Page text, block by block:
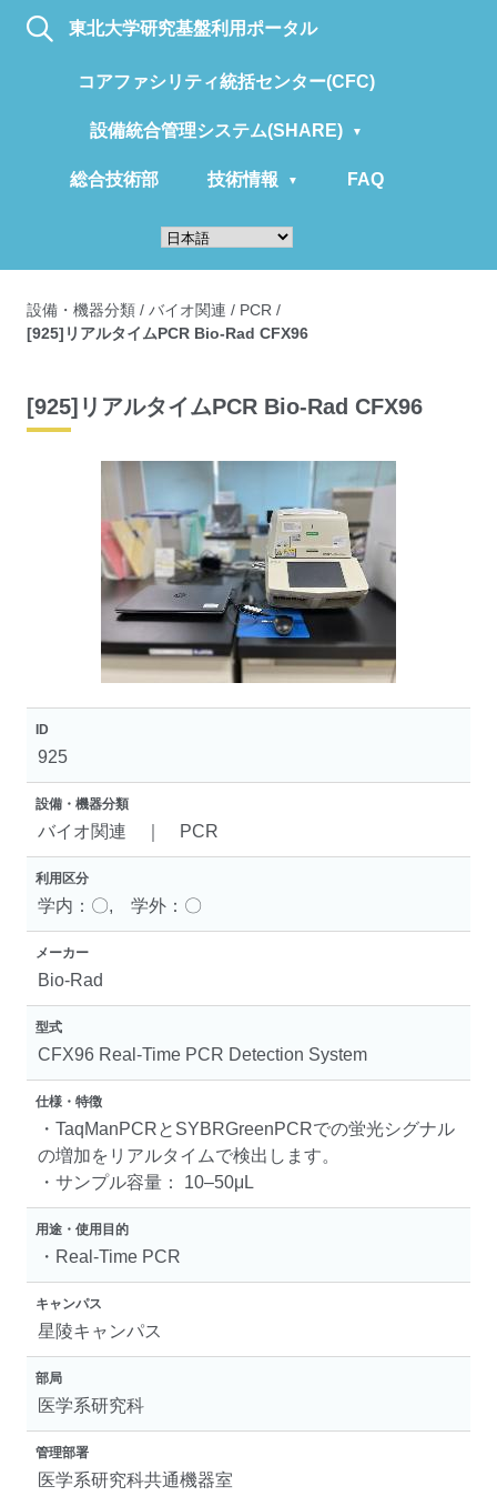
東北大学研究基盤利用ポータル
コアファシリティ統括センター(CFC)
設備統合管理システム(SHARE)
総合技術部 技術情報 FAQ
設備・機器分類 / バイオ関連 / PCR /
[925]リアルタイムPCR Bio-Rad CFX96
[925]リアルタイムPCR Bio-Rad CFX96
ID
925
設備・機器分類
バイオ関連 ｜ PCR
利用区分
学内：〇, 学外：〇
メーカー
Bio-Rad
型式
CFX96 Real-Time PCR Detection System
仕様・特徴
・TaqManPCRとSYBRGreenPCRでの蛍光シグナル
の増加をリアルタイムで検出します。
・サンプル容量： 10–50μL
用途・使用目的
・Real-Time PCR
キャンパス
星陵キャンパス
部局
医学系研究科
管理部署
医学系研究科共通機器室